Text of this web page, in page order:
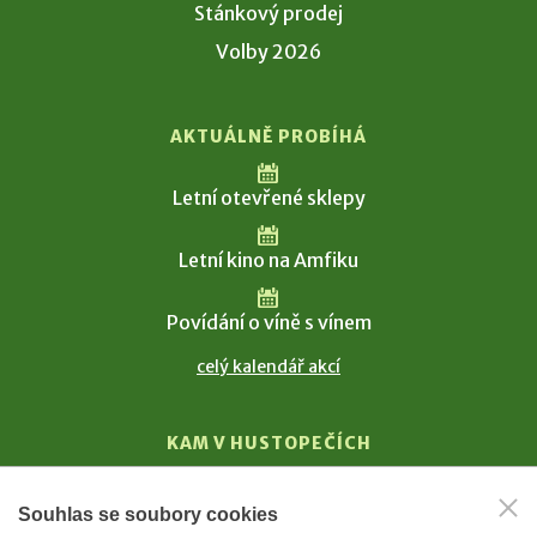
Stánkový prodej
Volby 2026
AKTUÁLNĚ PROBÍHÁ
Letní otevřené sklepy
Letní kino na Amfiku
Povídání o víně s vínem
celý kalendář akcí
KAM V HUSTOPEČÍCH
T. G. Masaryk
Souhlas se soubory cookies